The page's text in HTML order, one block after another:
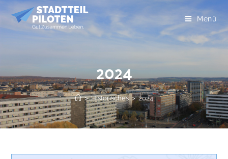
Menü
2024
> Historisches > 2024